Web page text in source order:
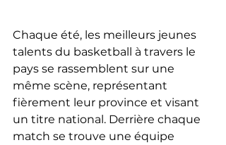
Chaque été, les meilleurs jeunes
talents du basketball à travers le
pays se rassemblent sur une
même scène, représentant
fièrement leur province et visant
un titre national. Derrière chaque
match se trouve une équipe